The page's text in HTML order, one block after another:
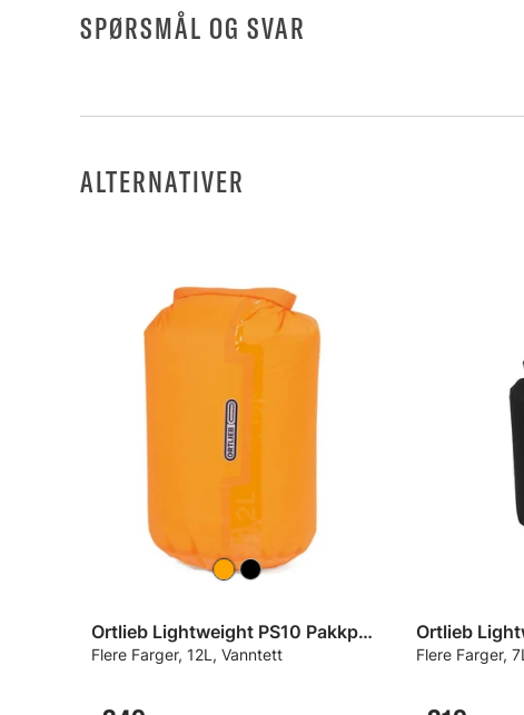
SPØRSMÅL OG SVAR
ALTERNATIVER
Ortlieb Lightweight PS10 Pakkpose
Flere Farger, 12L, Vanntett Flere Farger,